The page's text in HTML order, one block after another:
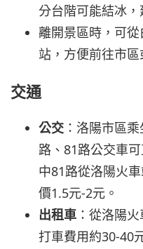
分台階可能結冰，
離開景區時，可
站，方便前往市區
交通
公交 ：洛陽市區
路、81路公交車
中81路從洛陽火
價1.5元-2元。
出租車 ：從洛陽
打車費用約30-40